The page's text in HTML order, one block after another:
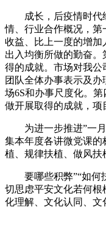
成长，后疫情时代经
情、行业合作概况，第
收益、比上一度的增
出入均衡所做的勤奋
得的成就。市场对我
团队全体办事表示及
场6S和办事尺度化。
做开展取得的成就，项
为进一步推进”一月
集本年度各讲微党课
植、规律扶植、做风扶
要哪些积弊”“如何
切思虑平安文化若何
化理解、文化认同、文